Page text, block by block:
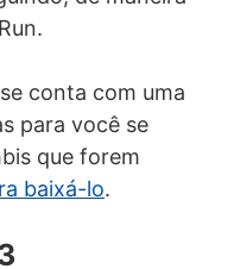
conta com uma
para você se
que forem
baixá-lo.